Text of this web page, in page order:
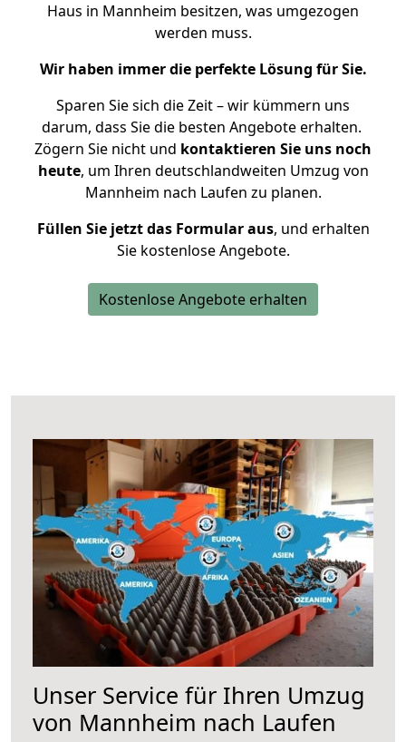
Haus in Mannheim besitzen, was umgezogen
werden muss.
Wir haben immer die perfekte Lösung für Sie.
Sparen Sie sich die Zeit – wir kümmern uns
darum, dass Sie die besten Angebote erhalten.
Zögern Sie nicht und kontaktieren Sie uns noch
heute, um Ihren deutschlandweiten Umzug von
Mannheim nach Laufen zu planen.
Füllen Sie jetzt das Formular aus, und erhalten
Sie kostenlose Angebote.
Kostenlose Angebote erhalten
Unser Service für Ihren Umzug
von Mannheim nach Laufen